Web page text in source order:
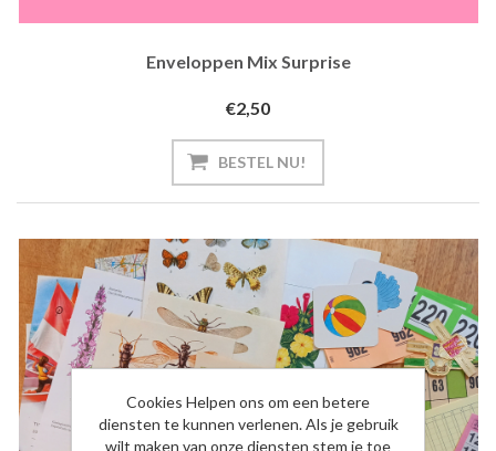
Enveloppen Mix Surprise
€2,50
BESTEL NU!
Cookies Helpen ons om een betere
diensten te kunnen verlenen. Als je gebruik
wilt maken van onze diensten stem je toe